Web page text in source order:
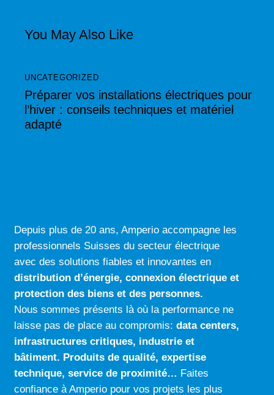
r
n
a
t
You May Also Like
UNCATEGORIZED
Préparer vos installations électriques pour
l’hiver : conseils techniques et matériel
adapté
Depuis plus de 20 ans, Amperio accompagne les
professionnels Suisses du secteur électrique
avec des solutions fiables et innovantes en
distribution d’énergie, connexion électriqueet
protection des biens et des personnes.
Nous sommes présents là où la performance ne
laisse pas de place au compromis:data centers,
infrastructures critiques, industrie et
bâtiment. Produits de qualité,expertise
technique,service de proximité… Faites
confiance à Amperio pour vos projets les plus